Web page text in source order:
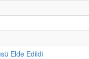
Elde Edildi